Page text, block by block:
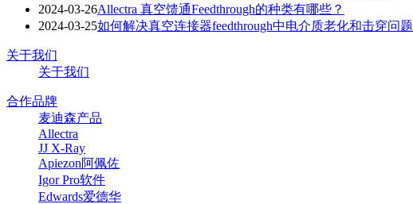
2024-03-26Allectra 真空馈通Feedthrough的种类有哪些？
2024-03-25如何解决真空连接器feedthrough中电介质老化和击穿问题
关于我们
关于我们
合作品牌
麦迪森产品
Allectra
JJ X-Ray
Apiezon阿佩佐
Igor Pro软件
Edwards爱德华